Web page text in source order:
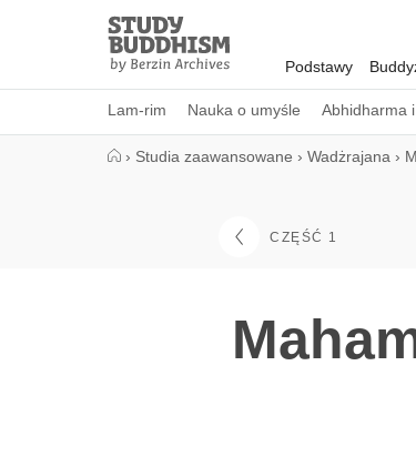
Study
Buddhism
Home
Podstawy
Lam-rim Nauka o umyśle Abhidharma
› Studia zaawansowane › Wadżrajana ›
CZĘŚĆ 1